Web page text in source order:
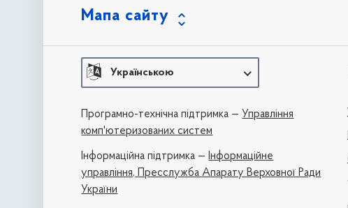
Мапа сайту
Українською
Програмно-технічна підтримка — Управління
комп'ютеризованих систем
Iнформаційна підтримка — Інформаційне
управління, Пресслужба Апарату Верховної Ради
України